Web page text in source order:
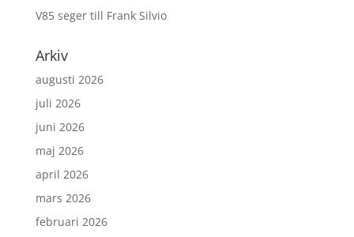
V85 seger till Frank Silvio
Arkiv
augusti 2026
juli 2026
juni 2026
maj 2026
april 2026
mars 2026
februari 2026